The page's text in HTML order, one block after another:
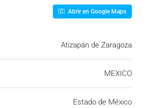
Abrir en Google Maps
Atizapán de Zaragoza
MEXICO
Estado de México